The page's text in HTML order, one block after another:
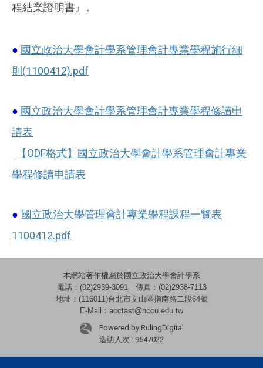
程結業證明書』。
● 國立政治大學會計學系管理會計專業學程施行細
則(1100412).pdf
● 國立政治大學會計學系管理會計專業學程修讀申
請表
【ODF格式】國立政治大學會計學系管理會計專業
學程修讀申請表
● 國立政治大學管理會計專業學程課程一覽表
1100412.pdf
本網站著作權屬於國立政治大學會計學系
電話：(02)2939-3091 傳真：(02)2938-7113
地址：(116011)台北市文山區指南路二段64號
E-Mail：acctast@nccu.edu.tw
Powered by RulingDigital
造訪人次 : 9547022